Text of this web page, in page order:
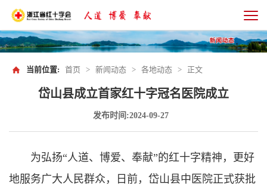
当前位置: 首页 > 新闻动态 > 各地动态 > 正文
岱山县成立首家红十字冠名医院成立
发布时间:2024-09-27
为弘扬“人道、博爱、奉献”的红十字精神，更好
地服务广大人民群众，日前，岱山县中医院正式获批